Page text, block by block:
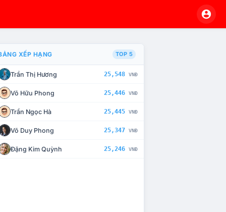
CHẾ TÀI XỬ LÝ VI PHẠM
XẾP HẠNG TOP 5
Trần Thị Hương 25,548 VNĐ
Võ Hữu Phong 25,446 VNĐ
Trần Ngọc Hà 25,445 VNĐ
Võ Duy Phong 25,347 VNĐ
Đặng Kim Quỳnh 25,246 VNĐ